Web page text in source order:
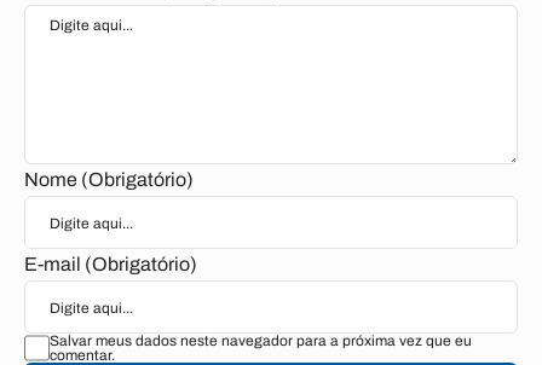
Nome (Obrigatório)
E-mail (Obrigatório)
Salvar meus dados neste navegador para a próxima vez que eu
comentar.